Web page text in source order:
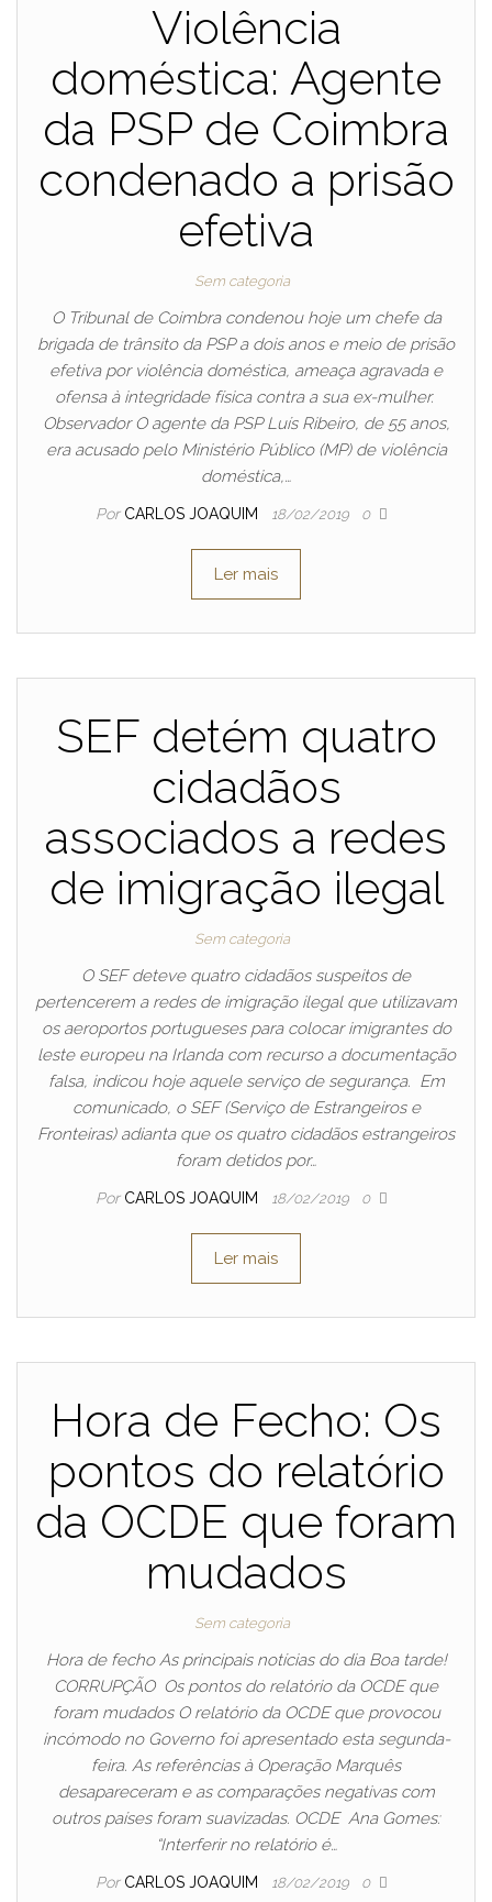
Violência
doméstica: Agente
da PSP de Coimbra
condenado a prisão
efetiva
Sem categoria
O Tribunal de Coimbra condenou hoje um chefe da
brigada de trânsito da PSP a dois anos e meio de prisão
efetiva por violência doméstica, ameaça agravada e
ofensa à integridade física contra a sua ex-mulher.
Observador O agente da PSP Luís Ribeiro, de 55 anos,
era acusado pelo Ministério Público (MP) de violência
doméstica,…
Por CARLOS JOAQUIM 18/02/2019 0
Ler mais
SEF detém quatro
cidadãos
associados a redes
de imigração ilegal
Sem categoria
O SEF deteve quatro cidadãos suspeitos de
pertencerem a redes de imigração ilegal que utilizavam
os aeroportos portugueses para colocar imigrantes do
leste europeu na Irlanda com recurso a documentação
falsa, indicou hoje aquele serviço de segurança. Em
comunicado, o SEF (Serviço de Estrangeiros e
Fronteiras) adianta que os quatro cidadãos estrangeiros
foram detidos por…
Por CARLOS JOAQUIM 18/02/2019 0
Ler mais
Hora de Fecho: Os
pontos do relatório
da OCDE que foram
mudados
Sem categoria
Hora de fecho As principais notícias do dia Boa tarde!
CORRUPÇÃO Os pontos do relatório da OCDE que
foram mudados O relatório da OCDE que provocou
incómodo no Governo foi apresentado esta segunda-
feira. As referências à Operação Marquês
desapareceram e as comparações negativas com
outros países foram suavizadas. OCDE Ana Gomes:
“Interferir no relatório é…
Por CARLOS JOAQUIM 18/02/2019 0